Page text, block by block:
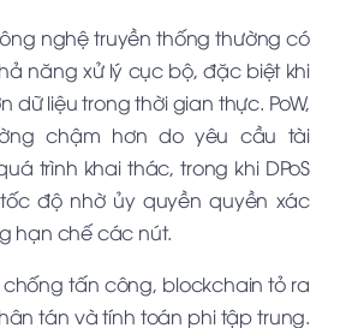
nghệ truyền thống thường có
năng xử lý cục bộ, đặc biệt khi
dữ liệu trong thời gian thực. PoW,
chậm hơn do yêu cầu tài
trình khai thác, trong khi DPoS
độ nhờ ủy quyền quyền xác
hạn chế các nút.
tấn công, blockchain tỏ ra
tán và tính toán phi tập trung.